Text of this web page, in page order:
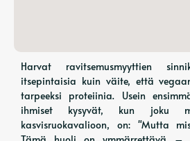
Harvat ravitsemusmyyttien
itsepintaisia ​​kuin väite, että
tarpeeksi proteiinia. Usein
ihmiset kysyvät, kun joku
kasvisruokavalioon, on: "Mutta